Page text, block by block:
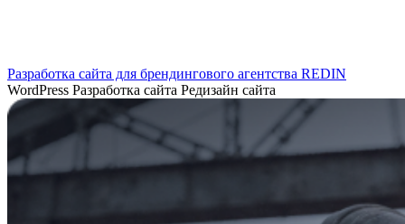
WordPress
Разработка сайта